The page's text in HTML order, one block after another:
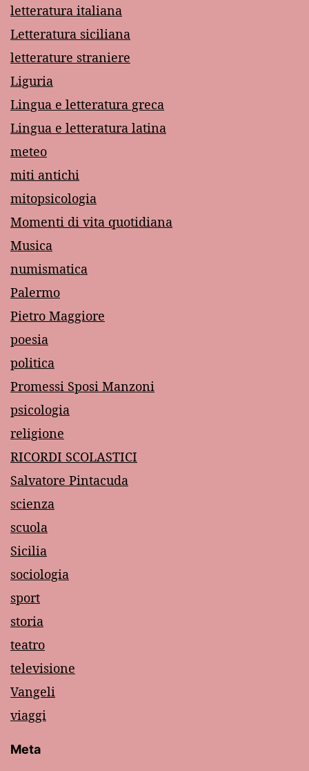
letteratura italiana
Letteratura siciliana
letterature straniere
Liguria
Lingua e letteratura greca
Lingua e letteratura latina
meteo
miti antichi
mitopsicologia
Momenti di vita quotidiana
Musica
numismatica
Palermo
Pietro Maggiore
poesia
politica
Promessi Sposi Manzoni
psicologia
religione
RICORDI SCOLASTICI
Salvatore Pintacuda
scienza
scuola
Sicilia
sociologia
sport
storia
teatro
televisione
Vangeli
viaggi
Meta